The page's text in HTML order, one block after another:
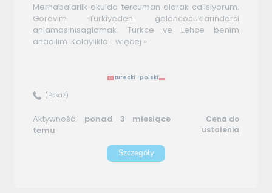
MerhabalarIlk okulda tercuman olarak calisiyorum.
Gorevim Turkiyeden gelencocuklarindersi
anlamasinisaglamak. Turkce ve Lehce benim
anadilim. Kolaylikla... więcej »
turecki–polski
(Pokaż)
Aktywność: ponad 3 miesiące
temu
Cena do
ustalenia
Szczegóły